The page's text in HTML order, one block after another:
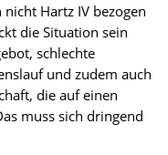
Hartz IV bezogen
die Situation sein
schlechte
und zudem auch
die auf einen
muss sich dringend